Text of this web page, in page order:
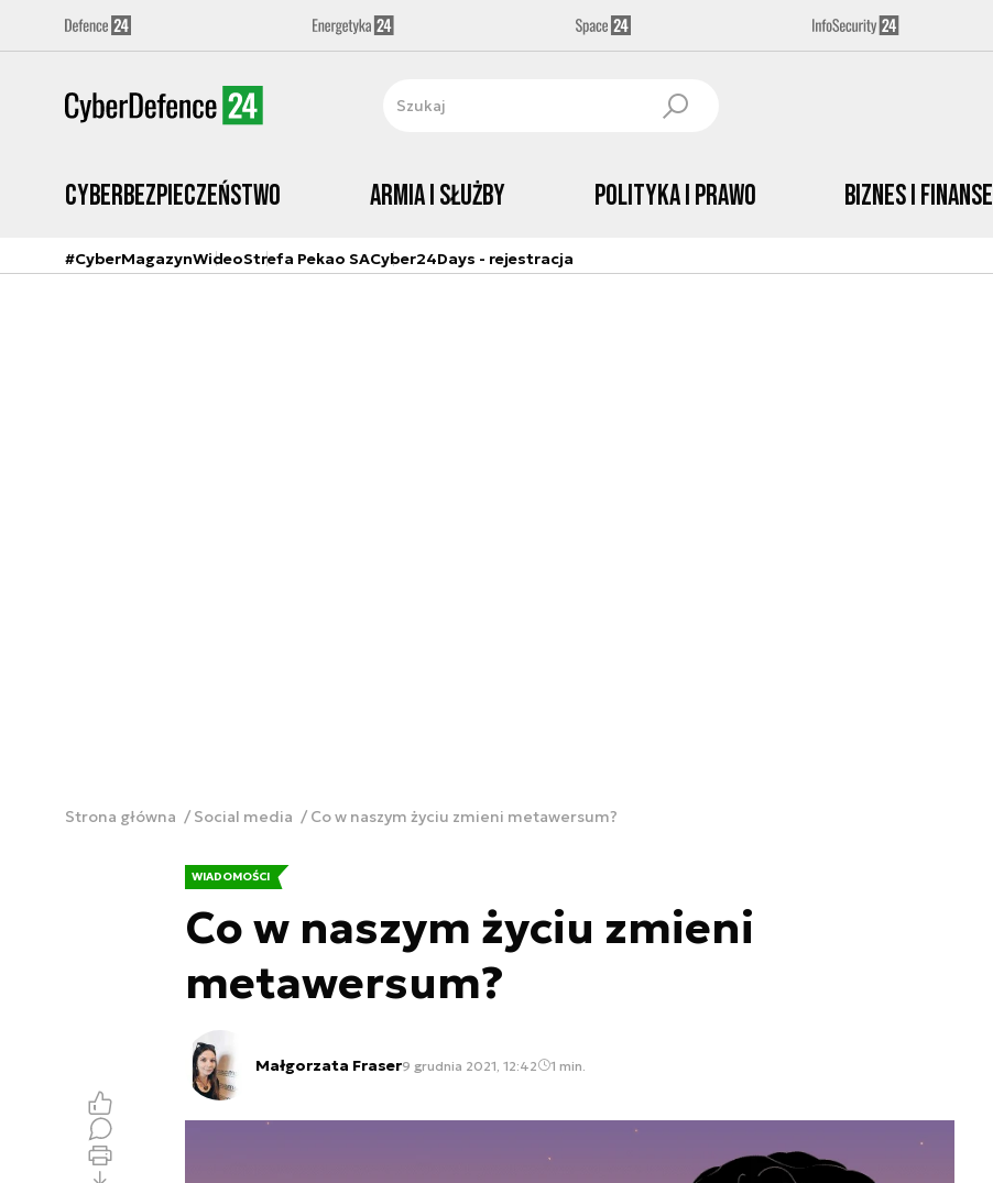
Cyberbezpieczeństwo Armia i Służby Polityka i prawo Biznes i Finanse
#CyberMagazynWideoStrefa Pekao SACyber24Days - rejestracja
Strona główna Social media Co w naszym życiu zmieni metawersum?
WIADOMOŚCI
Co w naszym życiu zmieni
metawersum?
Małgorzata Fraser9 grudnia 2021, 12:42 1 min.